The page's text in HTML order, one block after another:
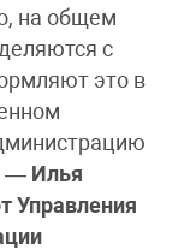
на общем
с
это в
— Илья
Управления